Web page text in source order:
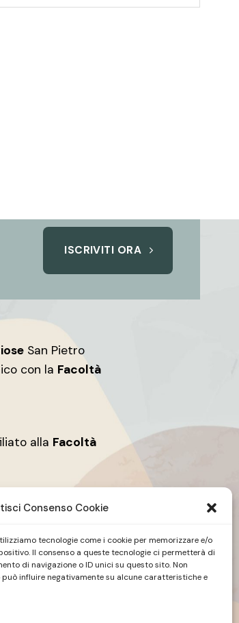
Consenso Cookie
tecnologie come i cookie per memorizzare e/o
Il consenso a queste tecnologie ci permetterà di
di navigazione o ID unici su questo sito. Non
influire negativamente su alcune caratteristiche e
ISCRIVITI ORA
San Pietro
con la Facoltà
alla Facoltà
Teologico| San Zeno